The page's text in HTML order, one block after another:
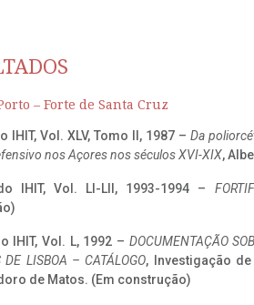
– Forte de Santa Cruz
IHIT, Vol. XLV, Tomo II, 1987 – Da
nos Açores nos séculos XVI-XIX,
IHIT, Vol. LI-LII, 1993-1994 –
IHIT, Vol. L, 1992 – DOCUMENTAÇÃO
DE LISBOA – CATÁLOGO, Investigação
de Matos. (Em construção)